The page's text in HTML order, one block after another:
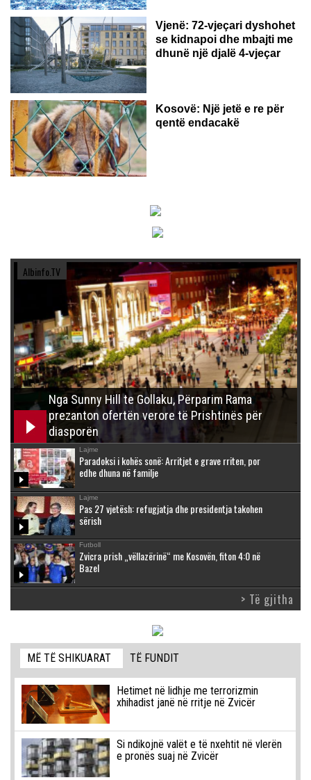
Vjenë: 72-vjeçari dyshohet
se kidnapoi dhe mbajti me
dhunë një djalë 4-vjeçar
Kosovë: Një jetë e re për
qentë endacakë
Albinfo.TV
Nga Sunny Hill te Gollaku, Përparim Rama
prezanton ofertën verore të Prishtinës për
diasporën
Lajme
Paradoksi i kohës sonë: Arritjet e grave rriten, por
edhe dhuna në familje
Lajme
Pas 27 vjetësh: refugjatja dhe presidentja takohen
sërish
Futboll
Zvicra prish „vëllazërinë“ me Kosovën, fiton 4:0 në
Bazel
> Të gjitha
MË TË SHIKUARAT TË FUNDIT
Hetimet në lidhje me terrorizmin
xhihadist janë në rritje në Zvicër
Si ndikojnë valët e të nxehtit në vlerën
e pronës suaj në Zvicër